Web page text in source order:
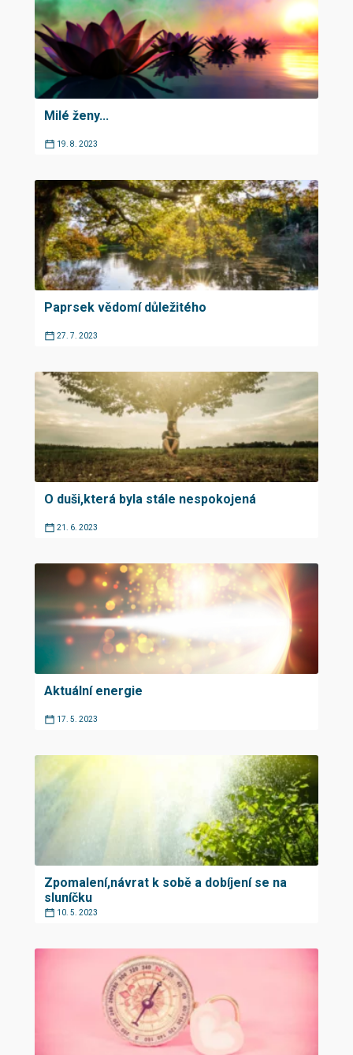
Milé ženy...
19. 8. 2023
Paprsek vědomí důležitého
27. 7. 2023
O duši,která byla stále nespokojená
21. 6. 2023
Aktuální energie
17. 5. 2023
Zpomalení,návrat k sobě a dobíjení se na
sluníčku
10. 5. 2023